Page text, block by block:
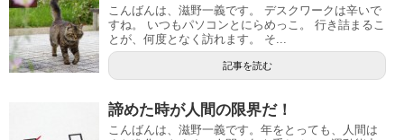
こんばんは、滋野一義です。 デスクワークは辛いで
すね。 いつもパソコンとにらめっこ。 行き詰まるこ
とが、何度となく訪れます。 そ...
記事を読む
諦めた時が人間の限界だ！
こんばんは、滋野一義です。年をとっても、人間は